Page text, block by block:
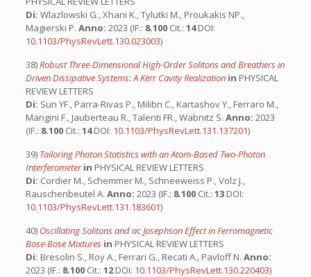
Di: Wlazlowski G., Xhani K., Tylutki M., Proukakis NP.,
Magierski P. Anno: 2023 (IF.: 8.100 Cit.: 14DOI:
10.1103/PhysRevLett.130.023003)
38)Robust Three-Dimensional High-Order Solitons and Breathers in
Driven Dissipative Systems: A Kerr Cavity Realization in PHYSICAL
REVIEW LETTERS
Di: Sun YF., Parra-Rivas P., Milibn C., Kartashov Y., Ferraro M.,
Mangini F., Jauberteau R., Talenti FR., Wabnitz S. Anno: 2023
(IF.: 8.100 Cit.: 14DOI: 10.1103/PhysRevLett.131.137201)
39) Tailoring Photon Statistics with an Atom-Based Two-Photon
Interferometerin PHYSICAL REVIEW LETTERS
Di: Cordier M., Schemmer M., Schneeweiss P., Volz J.,
Rauschenbeutel A. Anno: 2023 (IF.: 8.100 Cit.: 13 DOI:
10.1103/PhysRevLett.131.183601)
40) Oscillating Solitons and ac Josephson Effect in Ferromagnetic
Bose-Bose Mixtures in PHYSICAL REVIEW LETTERS
Di: Bresolin S., Roy A., Ferrari G., Recati A., Pavloff N. Anno:
2023 (IF.: 8.100 Cit.: 12DOI: 10.1103/PhysRevLett.130.220403)